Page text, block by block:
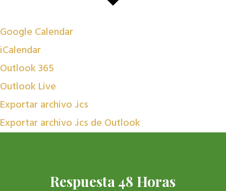
Google Calendar
iCalendar
Outlook 365
Outlook Live
Exportar archivo .ics
Exportar archivo .ics de Outlook
Respuesta 48 Horas